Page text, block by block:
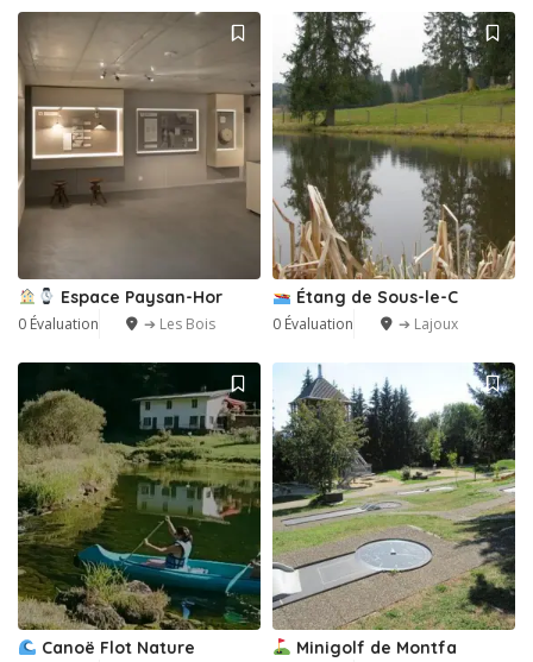
Espace Paysan-Hor
0 Évaluation ➔ Les Bois
Étang de Sous-le-C
0 Évaluation ➔ Lajoux
Canoë Flot Nature Minigolf de Montfa